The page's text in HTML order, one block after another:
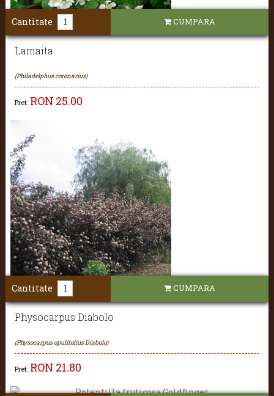
Lamaita
(Philadelphus coronarius)
Pret: RON 25.00
Cantitate CUMPARA
Physocarpus Diabolo
(Physocarpus opulifolius Diabolo)
Pret: RON 21.80
Cantitate CUMPARA